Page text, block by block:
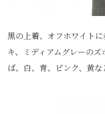
黒の上着、オフホワイト
キ、ミディアムグレーの
ば、白、青、ピンク、黄な